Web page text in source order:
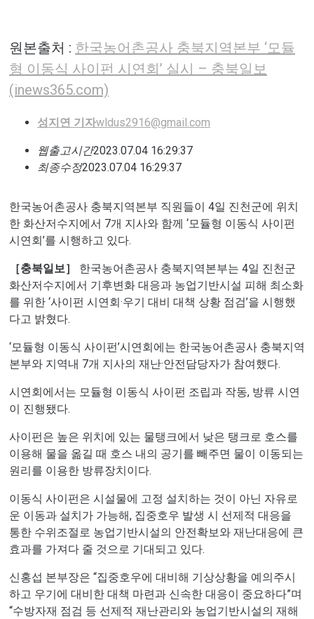
원본출처 : 한국농어촌공사 충북지역본부 ‘모듈
형 이동식 사이펀 시연회’ 실시 – 충북일보
(inews365.com)
성지연 기자wldus2916@gmail.com
웹출고시간2023.07.04 16:29:37
최종수정2023.07.04 16:29:37
한국농어촌공사 충북지역본부 직원들이 4일 진천군에 위치
한 화산저수지에서 7개 지사와 함께 ‘모듈형 이동식 사이펀
시연회’를 시행하고 있다.
［충북일보］
한국농어촌공사 충북지역본부는 4일 진천군
화산저수지에서 기후변화 대응과 농업기반시설 피해 최소화
를 위한 ‘사이펀 시연회·우기 대비 대책 상황 점검’을 시행했
다고 밝혔다.
‘모듈형 이동식 사이펀’시연회에는 한국농어촌공사 충북지역
본부와 지역내 7개 지사의 재난·안전담당자가 참여했다.
시연회에서는 모듈형 이동식 사이펀 조립과 작동, 방류 시연
이 진행됐다.
사이펀은 높은 위치에 있는 물탱크에서 낮은 탱크로 호스를
이용해 물을 옮길 때 호스 내의 공기를 빼주면 물이 이동되는
원리를 이용한 방류장치이다.
이동식 사이펀은 시설물에 고정 설치하는 것이 아닌 자유로
운 이동과 설치가 가능해, 집중호우 발생 시 선제적 대응을
통한 수위조절로 농업기반시설의 안전확보와 재난대응에 큰
효과를 가져다 줄 것으로 기대되고 있다.
신홍섭 본부장은 “집중호우에 대비해 기상상황을 예의주시
하고 우기에 대비한 대책 마련과 신속한 대응이 중요하다”며
“수방자재 점검 등 선제적 재난관리와 농업기반시설의 재해